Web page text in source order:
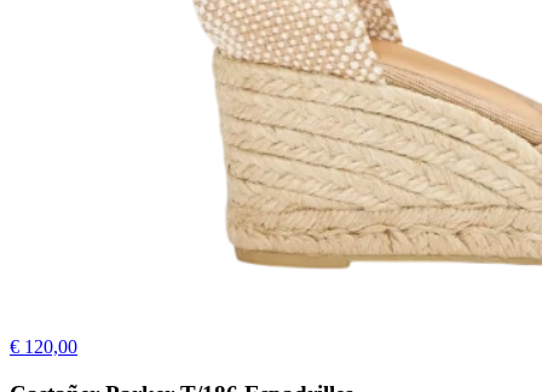
€ 120,00